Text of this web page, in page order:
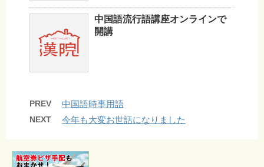
中国語流行語講座オンラインで
開講
PREV 中国語時事用語
NEXT 今年も大変お世話になりました